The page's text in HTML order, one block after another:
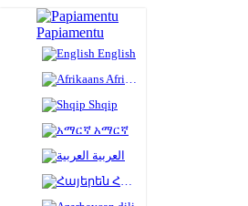
Papiamentu
English
Afrikaans
Shqip
አማርኛ
العربية
Հայերեն